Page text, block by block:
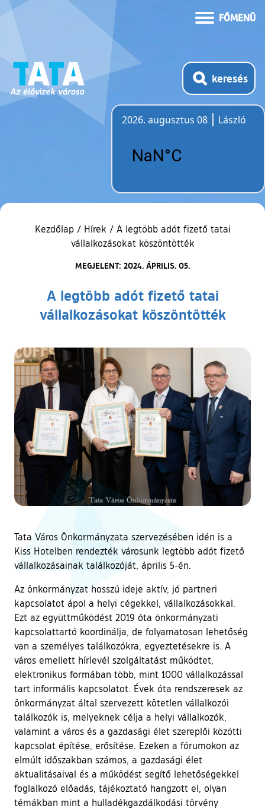
FŐMENÜ
keresés
2026. augusztus 08
László
Kezdőlap / Hírek / A legtöbb adót fizető tatai
vállalkozásokat köszöntötték
MEGJELENT: 2024. ÁPRILIS. 05.
A legtöbb adót fizető tatai
vállalkozásokat köszöntötték
Tata Város Önkormányzata szervezésében idén is a
Kiss Hotelben rendezték városunk legtöbb adót fizető
vállalkozásainak találkozóját, április 5-én.
Az önkormányzat hosszú ideje aktív, jó partneri
kapcsolatot ápol a helyi cégekkel, vállalkozásokkal.
Ezt az együttműködést 2019 óta önkormányzati
kapcsolattartó koordinálja, de folyamatosan lehetőség
van a személyes találkozókra, egyeztetésekre is. A
város emellett hírlevél szolgáltatást működtet,
elektronikus formában több, mint 1000 vállalkozással
tart informális kapcsolatot. Évek óta rendszeresek az
önkormányzat által szervezett kötetlen vállalkozói
találkozók is, melyeknek célja a helyi vállalkozók,
valamint a város és a gazdasági élet szereplői közötti
kapcsolat építése, erősítése. Ezeken a fórumokon az
elmúlt időszakban számos, a gazdasági élet
aktualitásaival és a működést segítő lehetőségekkel
foglalkozó előadás, tájékoztató hangzott el, olyan
témákban mint a hulladékgazdálkodási törvény